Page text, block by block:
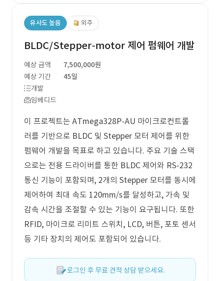
유사도 높음 외주
BLDC/Stepper-motor 제어 펌웨어 개발
예상 금액
7,500,000원
예상 기간
45일
개발
임베디드
이 프로젝트는 ATmega328P-AU 마이크로컨트롤
러를 기반으로 BLDC 및 Stepper 모터 제어를 위한
펌웨어 개발을 목표로 하고 있습니다. 주요 기술 스택
으로는 전용 드라이버를 통한 BLDC 제어와 RS-232
통신 기능이 포함되며, 2개의 Stepper 모터를 동시에
제어하여 최대 속도 120mm/s를 달성하고, 가속 및
감속 시간을 조절할 수 있는 기능이 요구됩니다. 또한
RFID, 마이크로 리미트 스위치, LCD, 버튼, 포토 센서
등 기타 장치의 제어도 포함되어 있습니다.
로그인 후 무료 견적 상담 받으세요.